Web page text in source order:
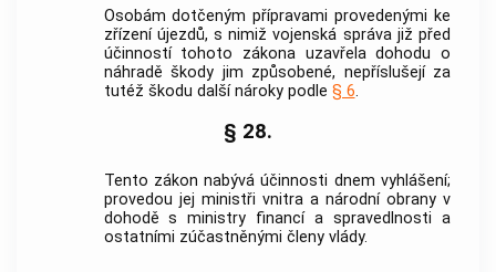
Osobám dotčeným přípravami provedenými ke
zřízení újezdů, s nimižvojenská správajiž před
účinností tohoto zákona uzavřela dohodu o
náhradě škody jim způsobené, nepříslušejí za
tutéž škodu další nároky podle § 6.
§ 28.
Tento zákon nabývá účinnosti dnem vyhlášení;
provedou jej ministři vnitra a národní obrany v
dohodě s ministry financí a spravedlnosti a
ostatními zúčastněnými členy vlády.